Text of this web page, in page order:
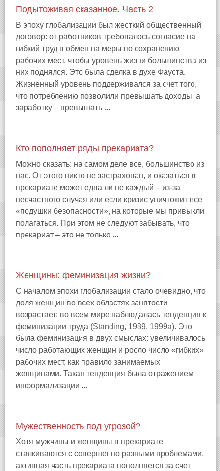
Подытоживая сказанное. Часть 2
В эпоху глобализации был жесткий общественный
договор: от работников требовалось согласие на
гибкий труд в обмен на меры по сохранению
рабочих мест, чтобы уровень жизни большинства из
них поднялся. Это была сделка в духе Фауста.
Жизненный уровень поддерживался за счет того,
что потреблению позволили превышать доходы, а
заработку – превышать ...
Кто пополняет ряды прекариата?
Можно сказать: на самом деле все, большинство из
нас. От этого никто не застрахован, и оказаться в
прекариате может едва ли не каждый – из‑за
несчастного случая или если кризис уничтожит все
«подушки безопасности», на которые мы привыкли
полагаться. При этом не следуют забывать, что
прекариат – это не только ...
Женщины: феминизация жизни?
С началом эпохи глобализации стало очевидно, что
доля женщин во всех областях занятости
возрастает: во всем мире наблюдалась тенденция к
феминизации труда (Standing, 1989, 1999a). Это
была феминизация в двух смыслах: увеличивалось
число работающих женщин и росло число «гибких»
рабочих мест, как правило занимаемых
женщинами. Такая тенденция была отражением
информализации ...
Мужественность под угрозой?
Хотя мужчины и женщины в прекариате
сталкиваются с совершенно разными проблемами,
активная часть прекариата пополняется за счет